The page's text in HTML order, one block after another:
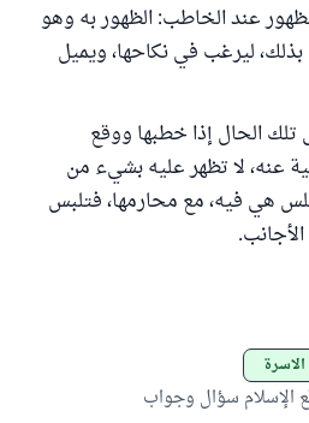
عند الخاطب: الظهور به وهو
بذلك، ليرغب في نكاحها، ويميل
الحال إذا خطبها ووقع
عنه، لا تظهر عليه بشيء من
هي فيه، مع محارمها، فتلبس
الأسرة
الإسلام سؤال وجواب